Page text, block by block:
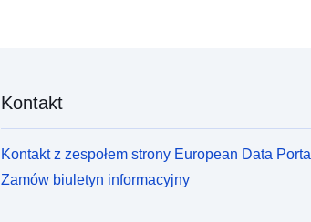
Kontakt
Kontakt z zespołem strony European Data Portal
Zamów biuletyn informacyjny